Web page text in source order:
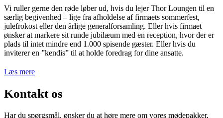
Vi ruller gerne den røde løber ud, hvis du lejer Thor Loungen til en
særlig begivenhed – lige fra afholdelse af firmaets sommerfest,
julefrokost eller den årlige generalforsamling. Eller hvis firmaet
ønsker at markere sit runde jubilæum med en reception, hvor der er
plads til intet mindre end 1.000 spisende gæster. Eller hvis du
inviterer en ”kendis” til at holde foredrag for dine ansatte.
Læs mere
Kontakt os
Har du spørgsmål, ønsker du at høre mere om vores mødepakker,